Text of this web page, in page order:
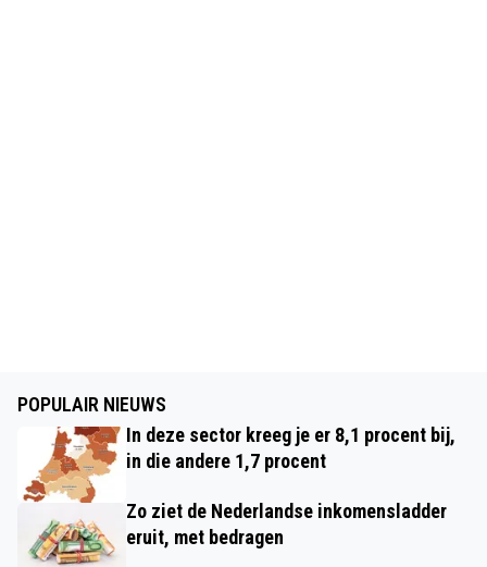
POPULAIR NIEUWS
In deze sector kreeg je er 8,1 procent bij,
in die andere 1,7 procent
Zo ziet de Nederlandse inkomensladder
eruit, met bedragen